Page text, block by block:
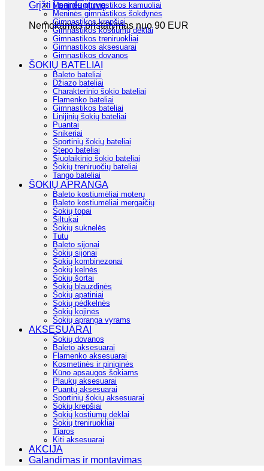
Grįžti į parduotuvę
Nemokamas pristatymas nuo 90 EUR
Meninės gimnastikos kamuoliai
Meninės gimnastikos šokdynės
Gimnastikos krepšiai
Gimnastikos kostiumų dėklai
Gimnastikos treniruokliai
Gimnastikos aksesuarai
Gimnastikos dovanos
ŠOKIŲ BATELIAI
Baleto bateliai
Džiazo bateliai
Charakterinio šokio bateliai
Flamenko bateliai
Gimnastikos bateliai
Linijinių šokių bateliai
Puantai
Snikeriai
Sportinių šokių bateliai
Stepo bateliai
Šiuolaikinio šokio bateliai
Šokių treniruočių bateliai
Tango bateliai
ŠOKIŲ APRANGA
Baleto kostiumėliai moterų
Baleto kostiumėliai mergaičių
Šokių topai
Šiltukai
Šokių suknelės
Tutu
Baleto sijonai
Šokių sijonai
Šokių kombinezonai
Šokių kelnės
Šokių šortai
Šokių blauzdinės
Šokių apatiniai
Šokių pėdkelnės
Šokių kojinės
Šokių apranga vyrams
AKSESUARAI
Šokių dovanos
Baleto aksesuarai
Flamenko aksesuarai
Kosmetinės ir piniginės
Kūno apsaugos šokiams
Plaukų aksesuarai
Puantų aksesuarai
Sportinių šokių aksesuarai
Šokių krepšiai
Šokių kostiumų dėklai
Šokių treniruokliai
Tiaros
Kiti aksesuarai
AKCIJA
Galandimas ir montavimas